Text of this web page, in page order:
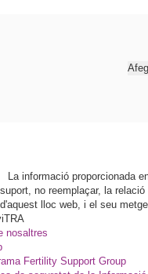
La informació proporcionada
suport, no reemplaçar, la
d'aquest lloc web, i el seu
nosaltres
Fertility Support Group